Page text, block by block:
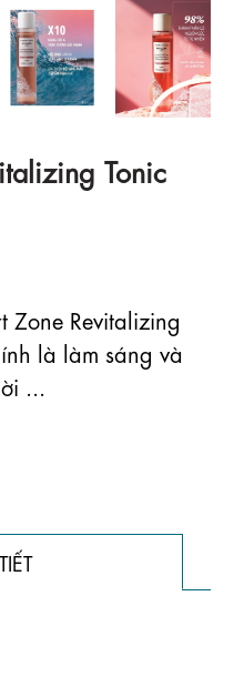
Tonic
Revitalizing
là làm sáng và
...